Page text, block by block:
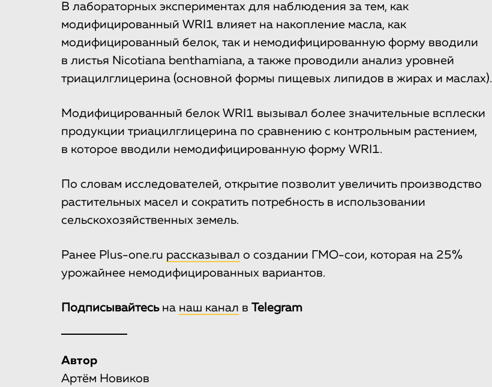
В лабораторных экспериментах для наблюдения за тем, как
модифицированный WRI1 влияет на накопление масла, как
модифицированный белок, так и немодифицированную форму вводили
в листья Nicotiana benthamiana, а также проводили анализ уровней
триацилглицерина (основной формы пищевых липидов в жирах и маслах).
Модифицированный белок WRI1 вызывал более значительные всплески
продукции триацилглицерина по сравнению с контрольным растением,
в которое вводили немодифицированную форму WRI1.
По словам исследователей, открытие позволит увеличить производство
растительных масел и сократить потребность в использовании
сельскохозяйственных земель.
Ранее Plus-one.ru рассказывал о создании ГМО-сои, которая на 25%
урожайнее немодифицированных вариантов.
Подписывайтесьна наш канал в Telegram
Автор
Артём Новиков